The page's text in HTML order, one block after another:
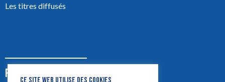
Les titres diffusés
PODCASTS